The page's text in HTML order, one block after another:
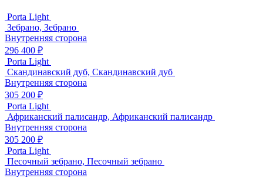
Porta Light
Зебрано, Зебрано
Внутренняя сторона
296 400 ₽
Porta Light
Скандинавский дуб, Скандинавский дуб
Внутренняя сторона
305 200 ₽
Porta Light
Африканский палисандр, Африканский палисандр
Внутренняя сторона
305 200 ₽
Porta Light
Песочный зебрано, Песочный зебрано
Внутренняя сторона